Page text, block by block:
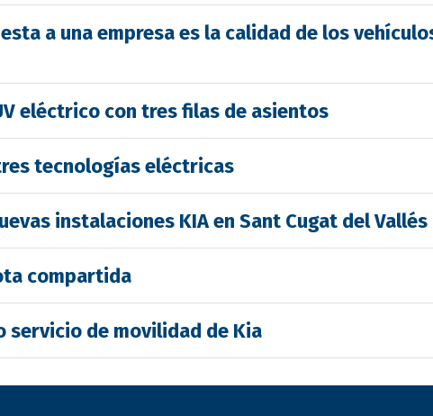
a una empresa es la calidad de los
eléctrico con tres filas de asientos
tecnologías eléctricas
instalaciones KIA en Sant Cugat del Vallés
compartida
servicio de movilidad de Kia